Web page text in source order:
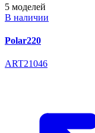
5 моделей
В наличии
Polar220
ART21046